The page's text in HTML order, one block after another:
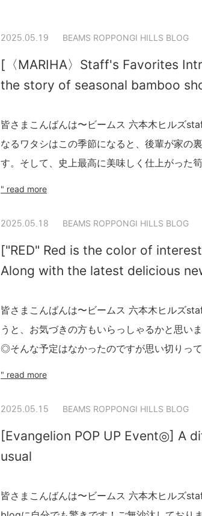
2025.05.19 BEAMS ROPPONGI HILLS BLOG
[〈MARIHA〉Staff's Favorites
the story of seasonal bamboo
皆さまこんばんは〜ビームス 六本木ヒルズ
なるワタシはこの季節になると、後輩が家の
す。そして、史上最高に美味しく仕上がった
" read more
2025.05.18 BEAMS ROPPONGI HILLS BLOG
["RED" Red is the color of
Along with the latest delicious
皆さまこんばんは〜ビームス 六本木ヒルズ
うと、お気づきの方もいらっしゃるかと思い
◎そんな予定はなかったのですが思い切りっ
" read more
2025.05.15 BEAMS ROPPONGI HILLS BLOG
[Evangelion POP UP Event◎] A
usual
皆さまこんばんは〜ビームス 六本木ヒルズ